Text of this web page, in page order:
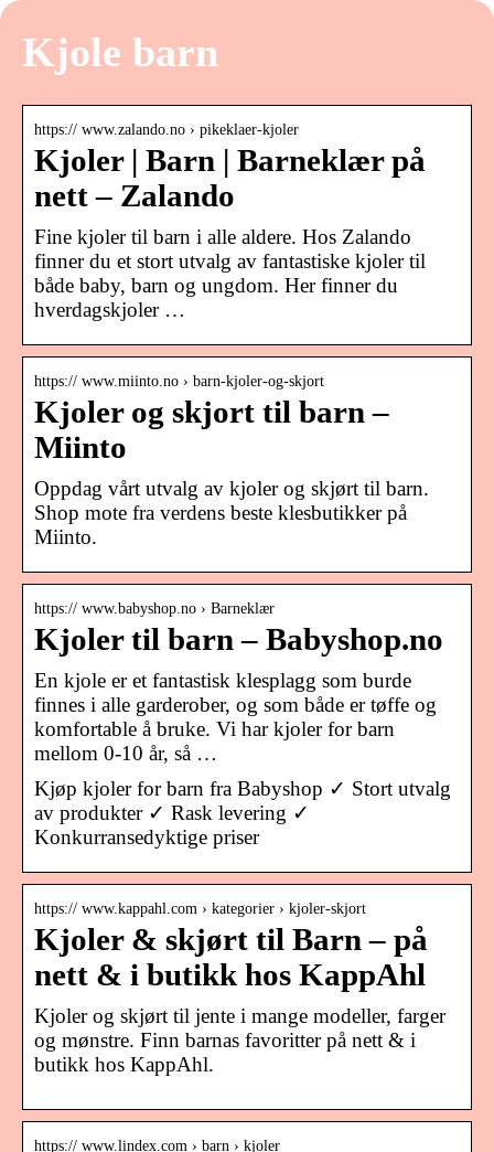
Kjole barn
https:// www.zalando.no › pikeklaer-kjoler
Kjoler | Barn | Barneklær på
nett – Zalando
Fine kjoler til barn i alle aldere. Hos Zalando
finner du et stort utvalg av fantastiske kjoler til
både baby, barn og ungdom. Her finner du
hverdagskjoler …
https:// www.miinto.no › barn-kjoler-og-skjort
Kjoler og skjort til barn –
Miinto
Oppdag vårt utvalg av kjoler og skjørt til barn.
Shop mote fra verdens beste klesbutikker på
Miinto.
https:// www.babyshop.no › Barneklær
Kjoler til barn – Babyshop.no
En kjole er et fantastisk klesplagg som burde
finnes i alle garderober, og som både er tøffe og
komfortable å bruke. Vi har kjoler for barn
mellom 0-10 år, så …
Kjøp kjoler for barn fra Babyshop ✓ Stort utvalg
av produkter ✓ Rask levering ✓
Konkurransedyktige priser
https:// www.kappahl.com › kategorier › kjoler-skjort
Kjoler & skjørt til Barn – på
nett & i butikk hos KappAhl
Kjoler og skjørt til jente i mange modeller, farger
og mønstre. Finn barnas favoritter på nett & i
butikk hos KappAhl.
https:// www.lindex.com › barn › kjoler